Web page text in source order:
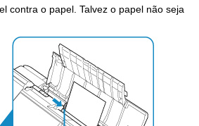
contra o papel. Talvez o papel não seja